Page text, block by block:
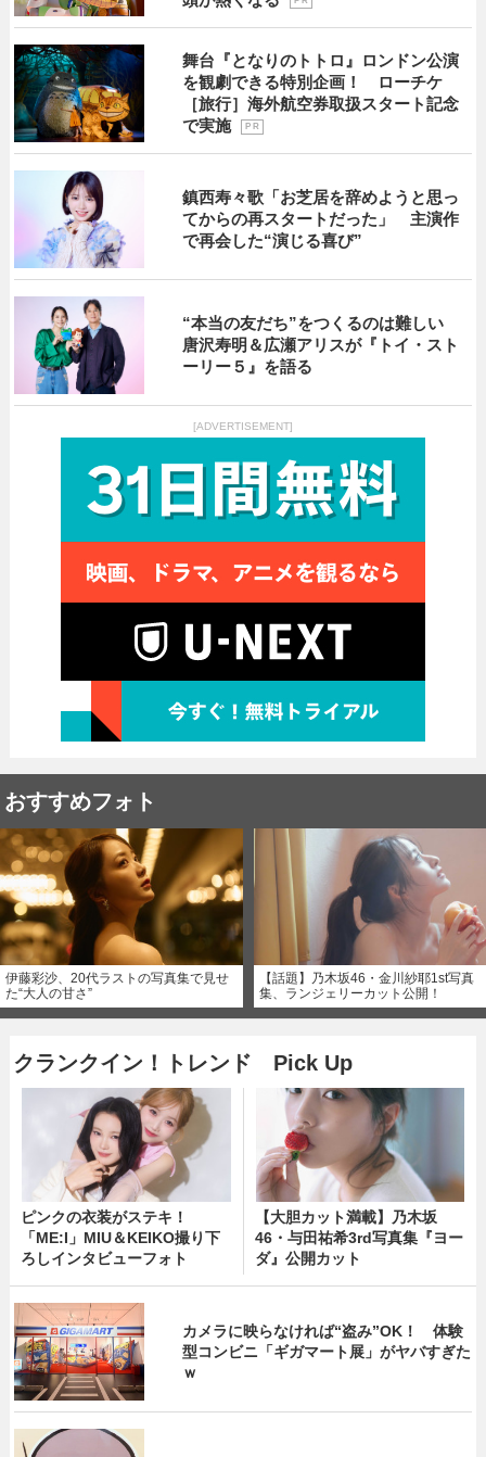
舞台『となりのトトロ』ロンドン公演
を観劇できる特別企画！ ローチケ
［旅行］海外航空券取扱スタート記念
で実施
P R
鎮西寿々歌「お芝居を辞めようと思っ
てからの再スタートだった」 主演作
で再会した“演じる喜び”
“本当の友だち”をつくるのは難しい
唐沢寿明＆広瀬アリスが『トイ・スト
ーリー５』を語る
[ADVERTISEMENT]
おすすめフォト
伊藤彩沙、20代ラストの写真集で見せ
た“大人の甘さ”
【話題】乃木坂46・金川紗耶1st写真
集、ランジェリーカット公開！
クランクイン！トレンド Pick Up
ピンクの衣装がステキ！
「ME:I」MIU＆KEIKO撮り下
ろしインタビューフォト
【大胆カット満載】乃木坂
46・与田祐希3rd写真集『ヨー
ダ』公開カット
カメラに映らなければ“盗み”OK！ 体験
型コンビニ「ギガマート展」がヤバすぎた
ｗ